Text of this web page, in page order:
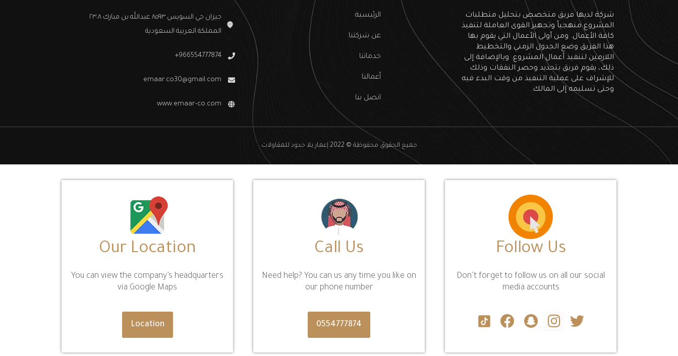
شركة لديها فريق متخصص بتحليل متطلبات
المشروع منهجياً وتجهيز القوى العاملة لتنفيذ
كافة الأعمال. ومن أولى الأعمال التي يقوم بها
هذا الفريق وضع الجدول الزمني والتخطيط
اللازمين لتنفيذ أعمال المشروع. وبالإضافة إلى
ذلك، يقوم فريق بتحديد وحصر النفقات وذلك
للإشراف على عملية التنفيذ من وقت البدء فيه
وحتى تسليمه إلى المالك.
الرئيسية
عن شركتنا
خدماتنا
أعمالنا
اتصل بنا
جيزان حي السويس ٨٥٩٣ عبدالله بن مبارك ٢٣٠٨
المملكة العربية السعودية
966554777874+
emaar.co30@gmail.com
www.emaar-co.com
جميع الحقوق محفوظة © 2022 إعمار بلا حدود للمقاولات
Follow Us
Don’t forget to follow us on all our social
media accounts
Call Us
Need help? You can us any time you like on
our phone number
0554777874
Our Location
You can view the company’s headquarters
via Google Maps
Location